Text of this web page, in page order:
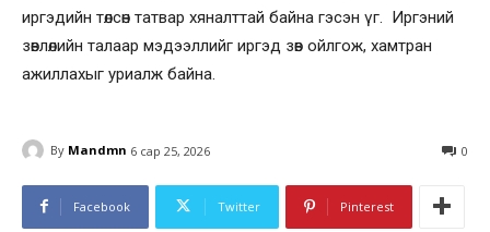
иргэдийн төлсөн татвар хяналттай байна гэсэн үг. Иргэний
зөвлөлийн талаар мэдээллийг иргэд зөв ойлгож, хамтран
ажиллахыг уриалж байна.
By Mandmn 6 сар 25, 2026 0
Facebook Twitter Pinterest